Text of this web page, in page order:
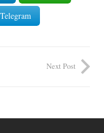
Telegram
Next Post